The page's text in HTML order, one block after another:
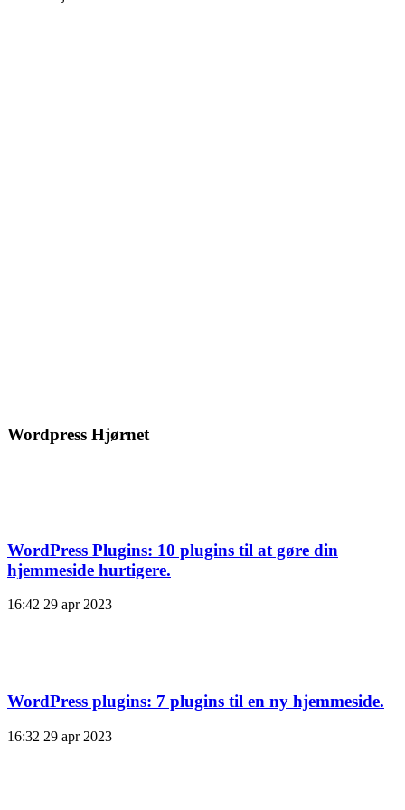
Wordpress Hjørnet
WordPress Plugins: 10 plugins til at gøre din
hjemmeside hurtigere.
16:42 29 apr 2023
WordPress plugins: 7 plugins til en ny hjemmeside.
16:32 29 apr 2023